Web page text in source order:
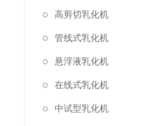
高剪切乳化机
管线式乳化机
悬浮液乳化机
在线式乳化机
中试型乳化机